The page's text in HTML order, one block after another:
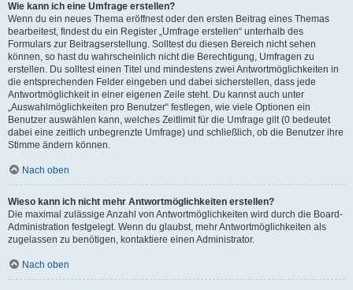
Wie kann ich eine Umfrage erstellen?
Wenn du ein neues Thema eröffnest oder den ersten Beitrag eines Themas
bearbeitest, findest du ein Register „Umfrage erstellen“ unterhalb des
Formulars zur Beitragserstellung. Solltest du diesen Bereich nicht sehen
können, so hast du wahrscheinlich nicht die Berechtigung, Umfragen zu
erstellen. Du solltest einen Titel und mindestens zwei Antwortmöglichkeiten in
die entsprechenden Felder eingeben und dabei sicherstellen, dass jede
Antwortmöglichkeit in einer eigenen Zeile steht. Du kannst auch unter
„Auswahlmöglichkeiten pro Benutzer“ festlegen, wie viele Optionen ein
Benutzer auswählen kann, welches Zeitlimit für die Umfrage gilt (0 bedeutet
dabei eine zeitlich unbegrenzte Umfrage) und schließlich, ob die Benutzer ihre
Stimme ändern können.
Nach oben
Wieso kann ich nicht mehr Antwortmöglichkeiten erstellen?
Die maximal zulässige Anzahl von Antwortmöglichkeiten wird durch die Board-
Administration festgelegt. Wenn du glaubst, mehr Antwortmöglichkeiten als
zugelassen zu benötigen, kontaktiere einen Administrator.
Nach oben